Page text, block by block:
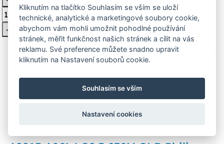
+
Vložit do košíku
Kliknutím na tlačítko Souhlasím se vším se uloží
technické, analytické a marketingové soubory cookie,
abychom vám mohli umožnit pohodlné používání
stránek, měřit funkčnost našich stránek a cílit na vás
reklamu. Své preference můžete snadno upravit
kliknutím na Nastavení souborů cookie.
Souhlasím se vším
Nastavení cookies